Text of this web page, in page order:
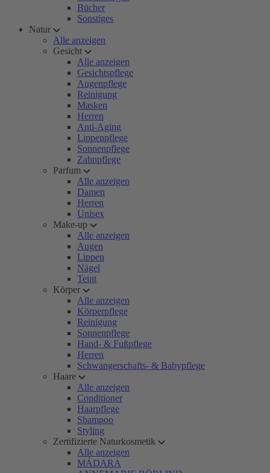
Bücher
Sonstiges
Natur
Alle anzeigen
Gesicht
Alle anzeigen
Gesichtspflege
Augenpflege
Reinigung
Masken
Herren
Anti-Aging
Lippenpflege
Sonnenpflege
Zahnpflege
Parfum
Alle anzeigen
Damen
Herren
Unisex
Make-up
Alle anzeigen
Augen
Lippen
Nägel
Teint
Körper
Alle anzeigen
Körperpflege
Reinigung
Sonnenpflege
Hand- & Fußpflege
Herren
Schwangerschafts- & Babypflege
Haare
Alle anzeigen
Conditioner
Haarpflege
Shampoo
Styling
Zertifizierte Naturkosmetik
Alle anzeigen
MÁDARA